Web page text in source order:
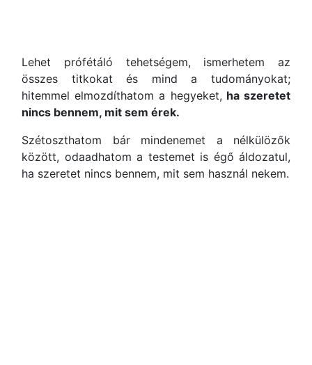
Lehet prófétáló tehetségem, ismerhetem az
összes titkokat és mind a tudományokat;
hitemmel elmozdíthatom a hegyeket, ha szeretet
nincs bennem, mit sem érek.
Szétoszthatom bár mindenemet a nélkülözők
között, odaadhatom a testemet is égő áldozatul,
ha szeretet nincs bennem, mit sem használ nekem.